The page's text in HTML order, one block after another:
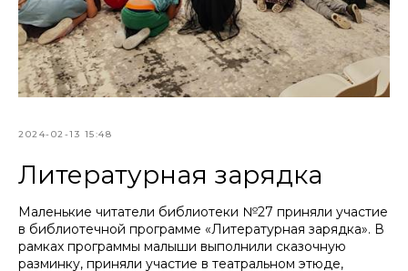
2024-02-13 15:48
Литературная зарядка
Маленькие читатели библиотеки №27 приняли участие
в библиотечной программе «Литературная зарядка». В
рамках программы малыши выполнили сказочную
разминку, приняли участие в театральном этюде,